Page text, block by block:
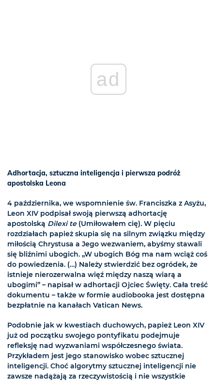
ad
Adhortacja, sztuczna inteligencja i pierwsza podróż
apostolska Leona
4 października, we wspomnienie św. Franciszka z Asyżu,
Leon XIV podpisał swoją pierwszą adhortację
apostolską Dilexi te (Umiłowałem cię).W pięciu
rozdziałach papież skupia się na silnym związku między
miłością Chrystusa a Jego wezwaniem, abyśmy stawali
się bliźnimi ubogich. „W ubogich Bóg ma nam wciąż coś
do powiedzenia. (…) Należy stwierdzić bez ogródek, że
istnieje nierozerwalna więź między naszą wiarą a
ubogimi” – napisał w adhortacji Ojciec Święty. Cała treść
dokumentu – także w formie audiobooka jest dostępna
bezpłatnie na kanałach Vatican News.
Podobnie jak w kwestiach duchowych, papież Leon XIV
już od początku swojego pontyfikatu podejmuje
refleksję nad wyzwaniami współczesnego świata.
Przykładem jest jego stanowisko wobec sztucznej
inteligencji. Choć algorytmy sztucznej inteligencji nie
zawsze nadążają za rzeczywistością i nie wszystkie